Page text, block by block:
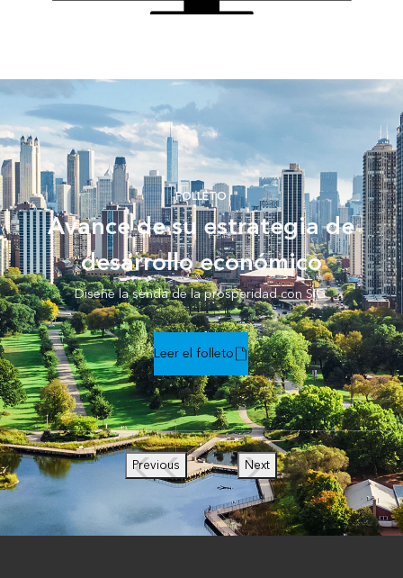
FOLLETO
Avance de su estrategia de
desarrollo económico
Diseñe la senda de la prosperidad con SIG.
Leer el folleto
Previous Next